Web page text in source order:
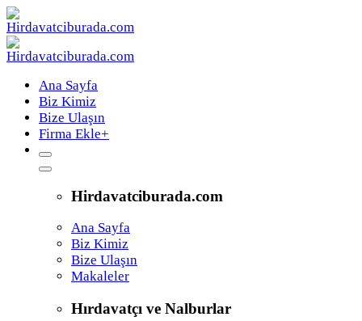
Ana Sayfa
Biz Kimiz
Bize Ulaşın
Firma Ekle+
Hirdavatciburada.com
Ana Sayfa
Biz Kimiz
Bize Ulaşın
Makaleler
Hırdavatçı ve Nalburlar